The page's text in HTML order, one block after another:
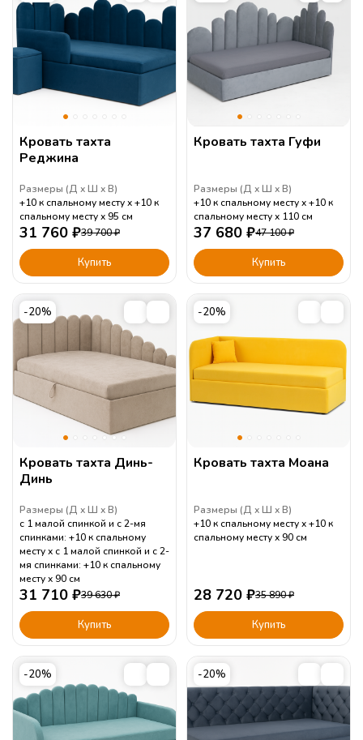
Кровать тахта
Реджина
Размеры (Д Ш В)
+10 к спальному месту
+10 к
спальному месту
95 см
31 760 ₽39 700₽
Купить
Кровать тахта Гуфи
Размеры (Д Ш В)
+10 к спальному месту
+10 к
спальному месту
110 см
37 680 ₽47 100₽
Купить
-20%
Кровать тахта Динь-
Динь
Размеры (Д Ш В)
с 1 малой спинкой и с 2-мя
спинками: +10 к спальному
месту
с 1 малой спинкой и с 2-
мя спинками: +10 к спальному
месту
90 см
31 710 ₽39 630₽
Купить
-20%
Кровать тахта Моана
Размеры (Д Ш В)
+10 к спальному месту
+10 к
спальному месту
90 см
28 720 ₽35 890₽
Купить
-20% -20%